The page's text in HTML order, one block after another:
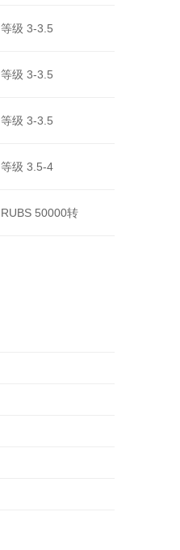
等级 3-3.5
等级 3-3.5
等级 3-3.5
等级 3.5-4
RUBS 50000转